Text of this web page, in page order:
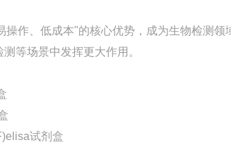
操作、低成本"的核心优势，成为生物检测
等场景中发挥更大作用。
试剂盒